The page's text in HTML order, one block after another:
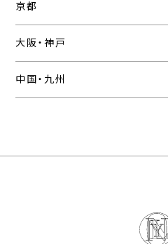
京都
大阪・神戸
中国・九州